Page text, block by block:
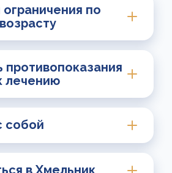
ограничения по
возрасту
противопоказания
лечению
собой